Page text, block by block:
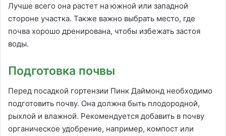
Лучше всего она растет на южной или западной
стороне участка. Также важно выбрать место, где
почва хорошо дренирована, чтобы избежать застоя
воды.
Подготовка почвы
Перед посадкой гортензии Пинк Даймонд необходимо
подготовить почву. Она должна быть плодородной,
рыхлой и влажной. Рекомендуется добавить в почву
органическое удобрение, например, компост или